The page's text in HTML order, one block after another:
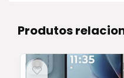
Produtos